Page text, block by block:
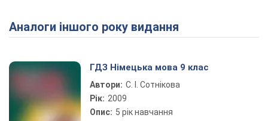
Play Video
Аналоги іншого року видання
ГДЗ Німецька мова 9 клас
Автори: С. І. Сотнікова
Рік: 2009
Опис: 5 рік навчання